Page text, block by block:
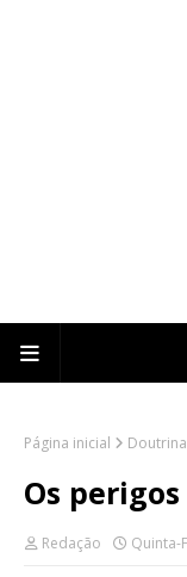
Página inicial
Os
Redação Quinta-